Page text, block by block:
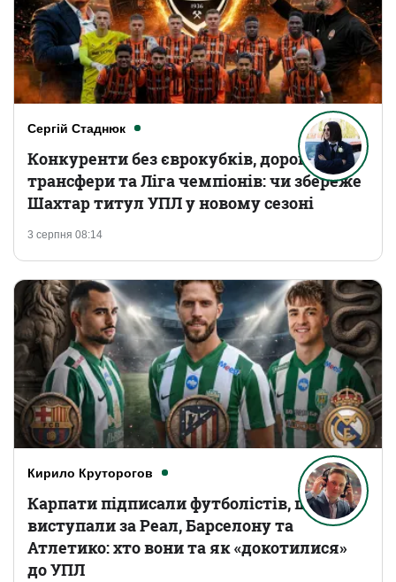
Сергій Стаднюк
3 серпня 08:14
Конкуренти без єврокубків, дорогі
трансфери та Ліга чемпіонів: чи збереже
Шахтар титул УПЛ у новому сезоні
Кирило Круторогов
Карпати підписали футболістів, що
виступали за Реал, Барселону та
Атлетико: хто вони та як «докотилися»
до УПЛ